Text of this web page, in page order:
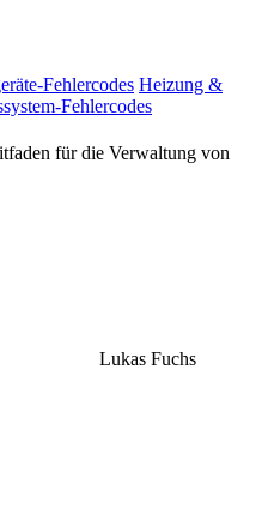
Fehlercodes Heizung &
Fehlercodes
für die Verwaltung von
Lukas Fuchs